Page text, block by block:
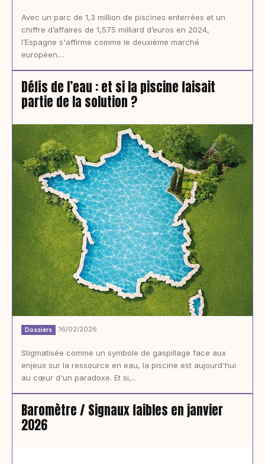
Avec un parc de 1,3 million de piscines enterrées et un
chiffre d’affaires de 1,575 milliard d’euros en 2024,
l’Espagne s'affirme comme le deuxième marché
européen....
Défis de l’eau : et si la piscine faisait
partie de la solution ?
Dossiers 16/02/2026
Stigmatisée comme un symbole de gaspillage face aux
enjeux sur la ressource en eau, la piscine est aujourd'hui
au cœur d'un paradoxe. Et si,...
Baromètre / Signaux faibles en janvier
2026